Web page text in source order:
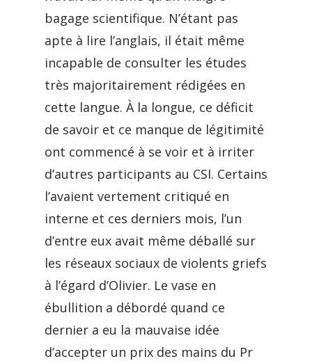
bagage scientifique. N’étant pas
apte à lire l’anglais, il était même
incapable de consulter les études
très majoritairement rédigées en
cette langue. À la longue, ce déficit
de savoir et ce manque de légitimité
ont commencé à se voir et à irriter
d’autres participants au CSI. Certains
l’avaient vertement critiqué en
interne et ces derniers mois, l’un
d’entre eux avait même déballé sur
les réseaux sociaux de violents griefs
à l’égard d’Olivier. Le vase en
ébullition a débordé quand ce
dernier a eu la mauvaise idée
d’accepter un prix des mains du Pr